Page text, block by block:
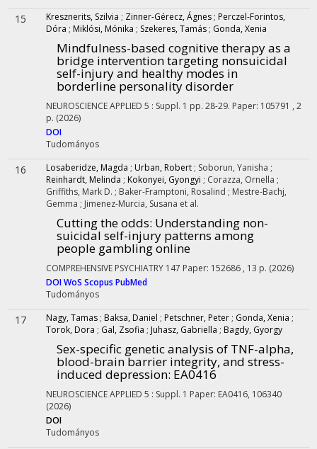
15 Kresznerits, Szilvia ; Zinner-Gérecz, Ágnes ; Perczel-Forintos,
Dóra ; Miklósi, Mónika ; Szekeres, Tamás ; Gonda, Xenia
Mindfulness-based cognitive therapy as a
bridge intervention targeting nonsuicidal
self-injury and healthy modes in
borderline personality disorder
NEUROSCIENCE APPLIED 5 : Suppl. 1 pp. 28-29. Paper: 105791 , 2
p. (2026)
DOI
Tudományos
16 Losaberidze, Magda ; Urban, Robert ; Soborun, Yanisha ;
Reinhardt, Melinda ; Kokonyei, Gyongyi ; Corazza, Ornella ;
Griffiths, Mark D. ; Baker-Framptoni, Rosalind ; Mestre-Bachj,
Gemma ; Jimenez-Murcia, Susana et al.
Cutting the odds: Understanding non-
suicidal self-injury patterns among
people gambling online
COMPREHENSIVE PSYCHIATRY 147 Paper: 152686 , 13 p. (2026)
DOIWoS Scopus PubMed
Tudományos
17 Nagy, Tamas ; Baksa, Daniel ; Petschner, Peter ; Gonda, Xenia ;
Torok, Dora ; Gal, Zsofia ; Juhasz, Gabriella ; Bagdy, Gyorgy
Sex-specific genetic analysis of TNF-alpha,
blood-brain barrier integrity, and stress-
induced depression: EA0416
NEUROSCIENCE APPLIED 5 : Suppl. 1 Paper: EA0416, 106340
(2026)
DOI
Tudományos